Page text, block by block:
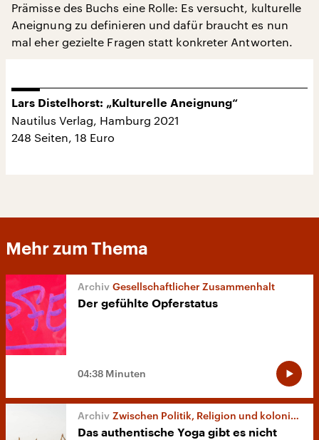
Prämisse des Buchs eine Rolle: Es versucht, kulturelle
Aneignung zu definieren und dafür braucht es nun
mal eher gezielte Fragen statt konkreter Antworten.
Lars Distelhorst: „Kulturelle Aneignung“
Nautilus Verlag, Hamburg 2021
248 Seiten, 18 Euro
Mehr zum Thema
Gesellschaftlicher Zusammenhalt
Der gefühlte Opferstatus
04:38 Minuten
Zwischen Politik, Religion und kolonialem Erbe
Das authentische Yoga gibt es nicht